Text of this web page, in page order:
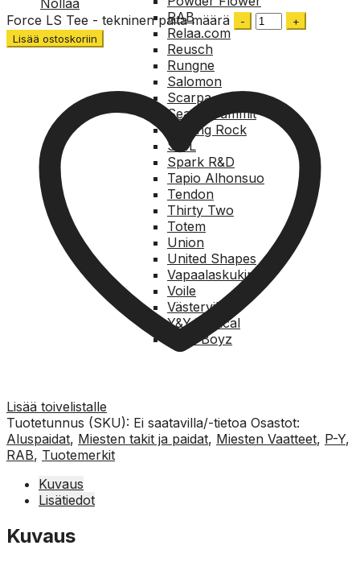
RAB
Relaa.com
Reusch
Rungne
Salomon
Scarpa
Sea to Summit
Singing Rock
SKIL
Spark R&D
Tapio Alhonsuo
Tendon
Thirty Two
Totem
Union
United Shapes
Vapaalaskukirja
Voile
Västervik
Y&Y Vertical
Wide Boyz
Force LS Tee - tekninen paita määrä
Lisää ostoskoriin
Lisää toivelistalle
Tuotetunnus (SKU): Ei saatavilla/-tietoa Osastot:
Aluspaidat, Miesten takit ja paidat, Miesten Vaatteet, P-Y,
RAB, Tuotemerkit
Kuvaus
Lisätiedot
Kuvaus